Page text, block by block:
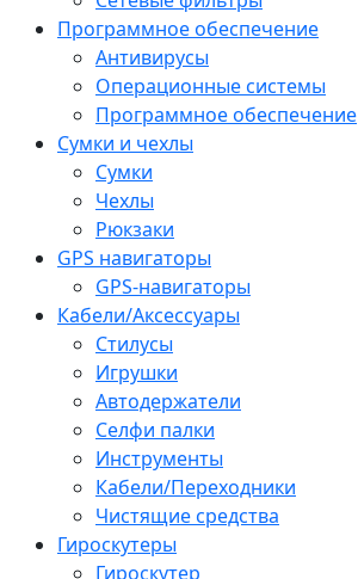
Программное обеспечение
Антивирусы
Операционные системы
Программное обеспечение
Сумки и чехлы
Сумки
Чехлы
Рюкзаки
GPS навигаторы
GPS-навигаторы
Кабели/Аксессуары
Стилусы
Игрушки
Автодержатели
Селфи палки
Инструменты
Кабели/Переходники
Чистящие средства
Гироскутеры
Гироскутер